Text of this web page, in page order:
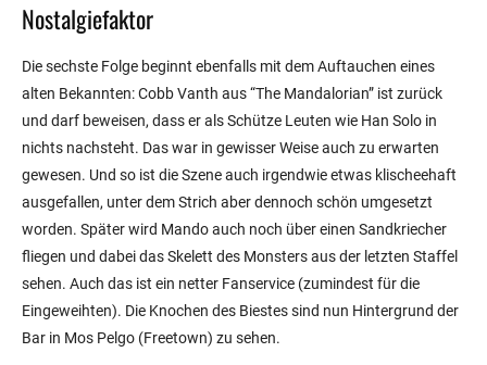
Nostalgiefaktor
Die sechste Folge beginnt ebenfalls mit dem Auftauchen eines
alten Bekannten: Cobb Vanth aus “The Mandalorian” ist zurück
und darf beweisen, dass er als Schütze Leuten wie Han Solo in
nichts nachsteht. Das war in gewisser Weise auch zu erwarten
gewesen. Und so ist die Szene auch irgendwie etwas klischeehaft
ausgefallen, unter dem Strich aber dennoch schön umgesetzt
worden. Später wird Mando auch noch über einen Sandkriecher
fliegen und dabei das Skelett des Monsters aus der letzten Staffel
sehen. Auch das ist ein netter Fanservice (zumindest für die
Eingeweihten). Die Knochen des Biestes sind nun Hintergrund der
Bar in Mos Pelgo (Freetown) zu sehen.